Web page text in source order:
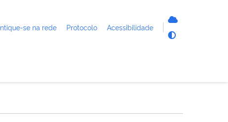
se na rede Protocolo Acessibilidade